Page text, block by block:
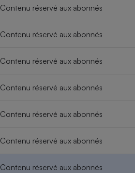
Contenu réservé aux abonnés
Contenu réservé aux abonnés
Contenu réservé aux abonnés
Contenu réservé aux abonnés
Contenu réservé aux abonnés
Contenu réservé aux abonnés
Contenu réservé aux abonnés